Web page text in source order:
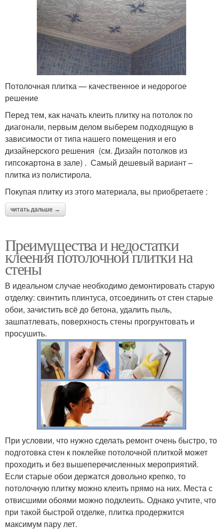
Потолочная плитка — качественное и недорогое
решение
Перед тем, как начать клеить плитку на потолок по
диагонали, первым делом выберем подходящую в
зависимости от типа нашего помещения и его
дизайнерского решения (см. Дизайн потолков из
гипсокартона в зале) . Самый дешевый вариант –
плитка из полистирола.
Покупая плитку из этого материала, вы приобретаете :
читать дальше →
Преимущества и недостатки
клеения потолочной плитки на
стены
В идеальном случае необходимо демонтировать старую
отделку: свинтить плинтуса, отсоединить от стен старые
обои, зачистить всё до бетона, удалить пыль,
зашпатлевать, поверхность стены прогрунтовать и
просушить.
При условии, что нужно сделать ремонт очень быстро, то
подготовка стен к поклейке потолочной плиткой может
проходить и без вышеперечисленных мероприятий.
Если старые обои держатся довольно крепко, то
потолочную плитку можно клеить прямо на них. Места с
отвисшими обоями можно подклеить. Однако учтите, что
при такой быстрой отделке, плитка продержится
максимум пару лет.